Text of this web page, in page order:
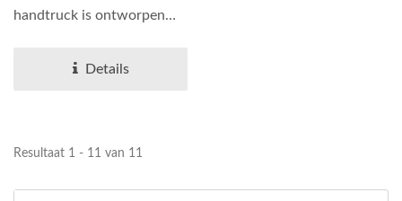
handtruck is ontworpen
kwaliteitsaluminiumlegering...
Details
Resultaat 1 - 11 van 11